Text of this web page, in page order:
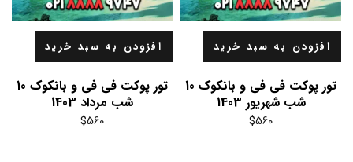
افزودن به سبد خرید
تور پوکت فی فی و بانکوک 10
شب شهریور 1403
$560
افزودن به سبد خرید
تور پوکت فی فی و بانکوک 10
شب مرداد 1403
$560